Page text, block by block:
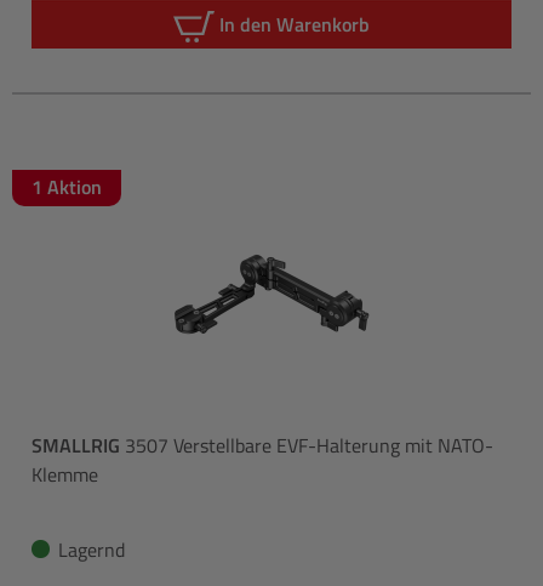
In den Warenkorb
1 Aktion
SMALLRIG 3507 Verstellbare EVF-Halterung mit NATO-
Klemme
Lagernd